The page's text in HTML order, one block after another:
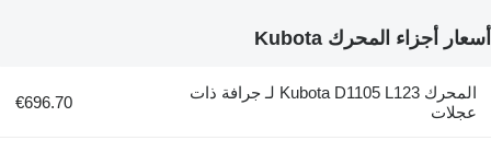
أسعار أجزاء المحرك Kubota
المحرك Kubota D1105 L123 لـ جرافة ذات
عجلات
€696.70